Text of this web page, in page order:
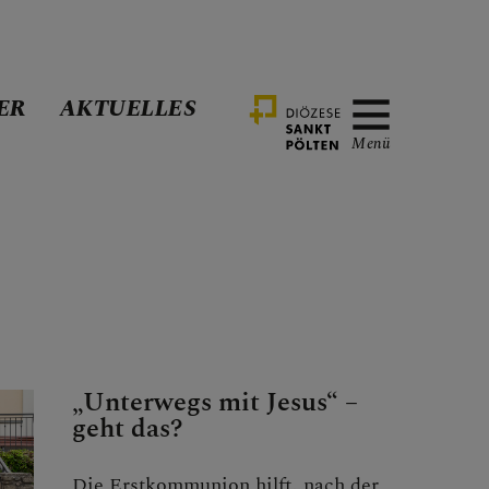
AKTUELLES
Menü
„Unterwegs mit Jesus“ –
geht das?